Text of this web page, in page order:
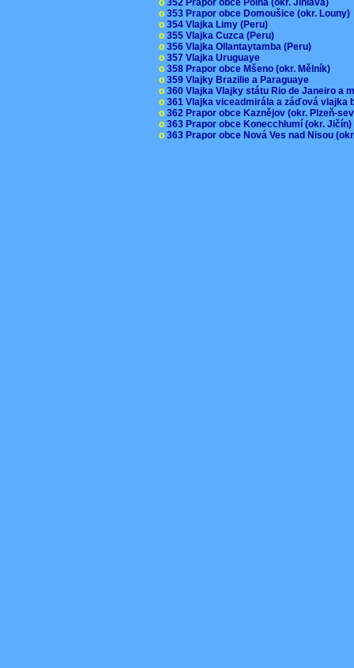
o 353 Prapor obce Domoušice (okr. Louny)
o 354 Vlajka Limy (Peru)
o 355 Vlajka Cuzca (Peru)
o 356 Vlajka Ollantaytamba (Peru)
o 357 Vlajka Uruguaye
o 358 Prapor obce Mšeno (okr. Mělník)
o 359 Vlajky Brazilie a Paraguaye
o 360 Vlajka Vlajky státu Rio de Janeiro a
o 361 Vlajka viceadmirála a záďová
o 362 Prapor obce Kaznějov (okr. Plzeň-
o 363 Prapor obce Konecchlumí (okr.
o 363 Prapor obce Nová Ves nad Nisou